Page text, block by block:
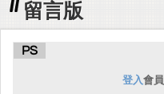
留言版
PS
登入會